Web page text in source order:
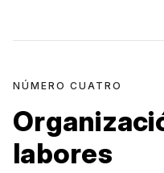
NÚMERO CUATRO
labores